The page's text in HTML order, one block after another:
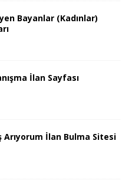
Bayanlar (Kadınlar)
İlan Sayfası
İlan Bulma Sitesi